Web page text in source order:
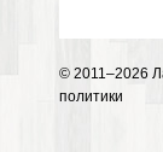
© 2011–2026
политики